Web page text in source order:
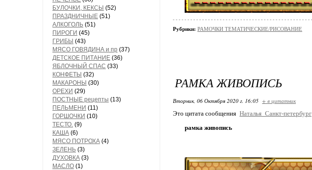
БУЛОЧКИ, КЕКСЫ (52)
ПРАЗДНИЧНЫЕ (51)
АЛКОГОЛЬ (51)
ПИРОГИ (45)
ГРИБЫ (43)
МЯСО ГОВЯДИНА и пр (37)
ДЕТСКОЕ ПИТАНИЕ (36)
ЯБЛОЧНЫЙ СПАС (33)
КОНФЕТЫ (32)
МАКАРОНЫ (30)
ОРЕХИ (29)
ПОСТНЫЕ рецепты (13)
ПЕЛЬМЕНИ (11)
ГОРШОЧКИ (10)
ТЕСТО. (9)
КАША (6)
МЯСО ПОТРОХА (4)
ЗЕЛЕНЬ (3)
ДУХОВКА (3)
МАСЛО (1)
Рубрики: РАМОЧКИ ТЕМАТИЧЕСКИЕ/РИСОВАНИЕ
РАМКА ЖИВОПИСЬ
Вторник, 06 Октября 2020 г. 16:05 + в цитатник
Это цитата сообщения Наталья_Санкт-петербург
рамка живопись